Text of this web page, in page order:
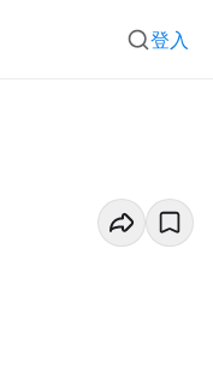
登入